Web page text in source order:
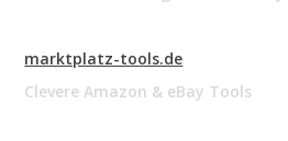
marktplatz-tools.de
Clevere Amazon & eBay Tools